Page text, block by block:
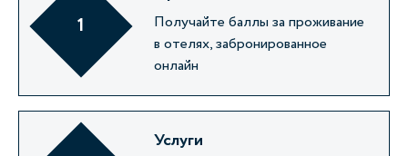
1
Получайте баллы за проживание
в отелях, забронированное
онлайн
Услуги